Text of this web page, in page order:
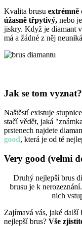
Kvalita brusu extrémně
úžasně třpytivý, nebo
jiskry. Když je diamant
má a žádné z něj
Jak se tom vyznat?
Naštěstí existuje
stačí vědět, jaká
prstenech najdete
good, která je od té
Very good (velmi
Druhý nejlepší brus
brusu je k nerozeznání.
nich
Zajímavá vás, jaké další
nejlepší brus? Vše